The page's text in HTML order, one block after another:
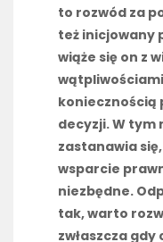
to rozwód za
też inicjowany
wiąże się on z
koniecznością
decyzji. W tym
zastanawia
wsparcie
niezbędne.
tak, warto
zwłaszcza